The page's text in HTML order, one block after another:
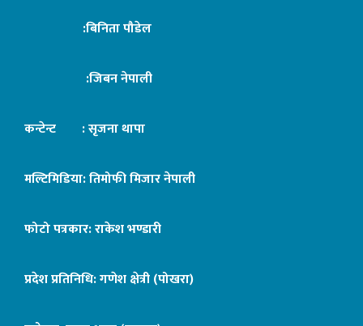
:बिनिता पौडेल
:जिबन नेपाली
कन्टेन्ट : सृजना थापा
मल्टिमिडिया: तिमोफी मिजार नेपाली
फोटो पत्रकार: राकेश भण्डारी
प्रदेश प्रतिनिधि: गणेश क्षेत्री (पोखरा)